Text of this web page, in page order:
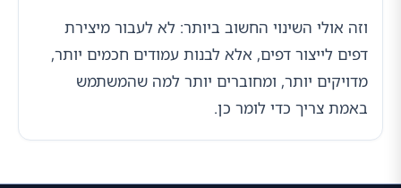
וזה אולי השינוי החשוב ביותר: לא לעבור מיצירת
דפים לייצור דפים, אלא לבנות עמודים חכמים יותר,
מדויקים יותר, ומחוברים יותר למה שהמשתמש
באמת צריך כדי לומר כן.